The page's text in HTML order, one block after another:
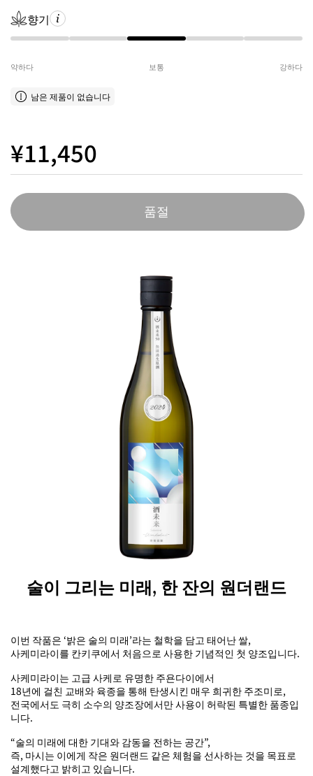
향기
약하다 보통 강하다
남은 제품이 없습니다
¥11,450
품절
술이 그리는 미래, 한 잔의 원더랜드
이번 작품은 ‘밝은 술의 미래’라는 철학을 담고 태어난 쌀,
사케미라이를 칸키쿠에서 처음으로 사용한 기념적인 첫 양조입니다.
사케미라이는 고급 사케로 유명한 주욘다이에서
18년에 걸친 교배와 육종을 통해 탄생시킨 매우 희귀한 주조미로,
전국에서도 극히 소수의 양조장에서만 사용이 허락된 특별한 품종입
니다.
“술의 미래에 대한 기대와 감동을 전하는 공간”,
즉, 마시는 이에게 작은 원더랜드 같은 체험을 선사하는 것을 목표로
설계했다고 밝히고 있습니다.